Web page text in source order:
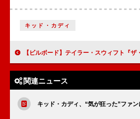
キッド・カディ
【ビルボード】テイラー・スウィフト『ザ・ライフ・オブ・ア・ショウガール』がDLアルバム首位に浮上
関連ニュース
キッド・カディ、“気が狂った”ファ